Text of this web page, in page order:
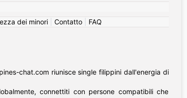
dei minori Contatto FAQ
chat.com riunisce single filippini dall'energia di
connettiti con persone compatibili che